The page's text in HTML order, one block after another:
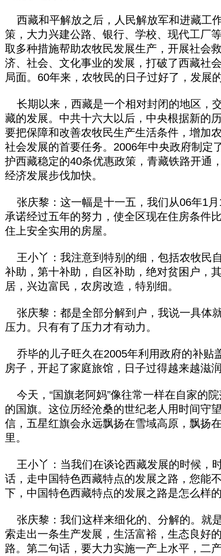
西藏和平解放之后，人民解放军和进藏工
策，大力兴建公路、银行、学校、现代工厂
取多种措施帮助农牧民发展生产，开展社会
济、社会、文化事业的发展，打破了西藏社
局面。60年来，农牧民的日子过好了，发展
长期以来，西藏是一个相对封闭的地区，
藏的发展。中共十六大以后，中央根据新的
要把保障和改善农牧民生产生活条件，增加
社会发展的首要任务。2006年中央政府制定
护西藏稳定的40条优惠政策，青藏铁路开通
经济发展步伐加快。
张庆黎：这一幅是十一五，我们从06年1
承诺经过五年的努力，使全区现在住房条件
住上安全实用的房屋。
王小丫：我注意到特别的细，包括农牧民
补助，第十补助，自区补助，绝对贫困户，
居，兴边富民，农房改造，特别细。
张庆黎：都是全部分解到户，我说一具体
压力。只有有了压力才有动力。
乔毕的儿子旺久在2005年利用政府的补贴
房子，开起了家庭旅馆，日子过得越来越滋
今天，“国旗老阿妈”像往常一样在自家的
的国旗。这位历经沧桑的世纪老人用时间守
信，五星红旗会永远飘扬在雪域高原，飘扬
里。
王小丫：当我们在谈论西藏发展的时候，
话，走中国特色西藏特点的发展之路，您能
下，中国特色西藏特点的发展之路是怎么样
张庆黎：我们这样来细化的、分解的。就
索走出一条生产发展，生活富裕，生态良好
路。第二句话，要大力实施一产上水平，二